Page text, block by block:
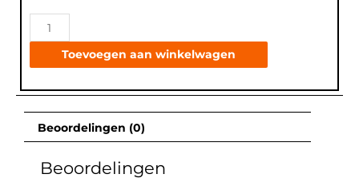
Toevoegen aan winkelwagen
Beoordelingen (0)
Beoordelingen